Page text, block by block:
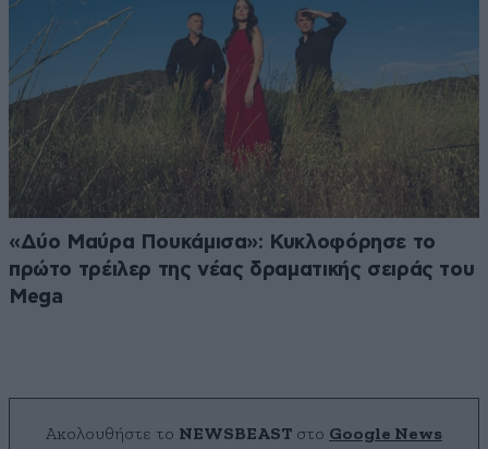
«Δύο Μαύρα Πουκάμισα»: Κυκλοφόρησε το
πρώτο τρέιλερ της νέας δραματικής σειράς του
Mega
Ακολουθήστε το NEWSBEAST στο Google News